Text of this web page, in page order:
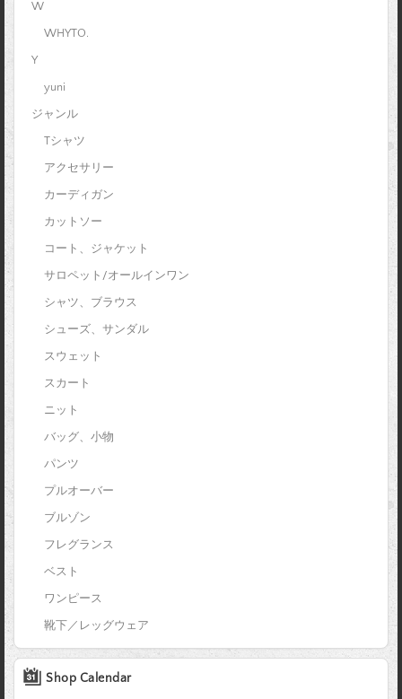
W
WHYTO.
Y
yuni
ジャンル
Tシャツ
アクセサリー
カーディガン
カットソー
コート、ジャケット
サロペット/オールインワン
シャツ、ブラウス
シューズ、サンダル
スウェット
スカート
ニット
バッグ、小物
パンツ
プルオーバー
ブルゾン
フレグランス
ベスト
ワンピース
靴下／レッグウェア
Shop Calendar